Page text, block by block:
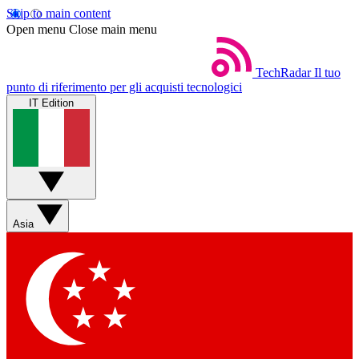
Skip to main content
Open menu Close main menu
TechRadar Il tuo
punto di riferimento per gli acquisti tecnologici
IT Edition
Asia